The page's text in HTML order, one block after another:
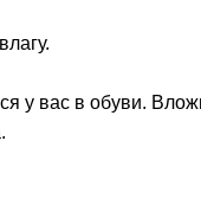
у вас в обуви.